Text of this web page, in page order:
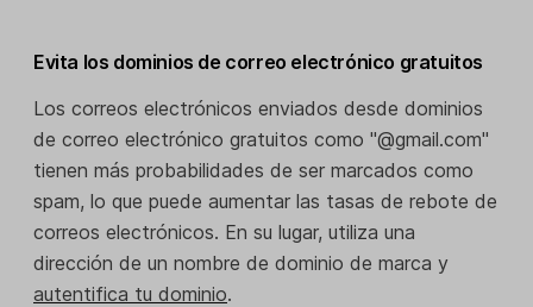
Evita los dominios de correo electrónico gratuitos
Los correos electrónicos enviados desde dominios
de correo electrónico gratuitos como "@gmail.com"
tienen más probabilidades de ser marcados como
spam, lo que puede aumentar las tasas de rebote de
correos electrónicos. En su lugar, utiliza una
dirección de un nombre de dominio de marca y
autentifica tu dominio.